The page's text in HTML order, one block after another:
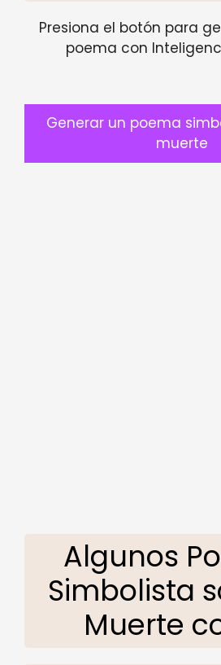
Presiona el botón para
poema con
Generar un poema
muerte
Algunos
Simbolista
Muerte